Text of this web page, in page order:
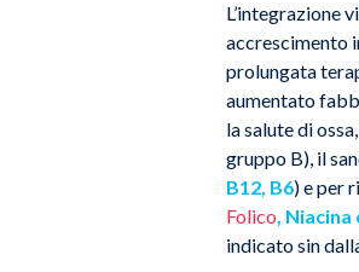
L’integrazione
accrescimento
prolungata
aumentato
la salute di
gruppo B), il
B12, B6) e per
Folico, Niacina
indicato sin